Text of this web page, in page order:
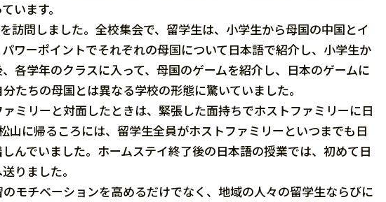
います。
問しました。全校集会で、留学生は、小学生から母国の中国とイ
ワーポイントでそれぞれの母国について日本語で紹介し、小学生か
各学年のクラスに入って、母国のゲームを紹介し、日本のゲームに
たちの母国とは異なる学校の形態に驚いていました。
ミリーと対面したときは、緊張した面持ちでホストファミリーに日
山に帰るころには、留学生全員がホストファミリーといつまでも日
んでいました。ホームステイ終了後の日本語の授業では、初めて日
りました。
モチベーションを高めるだけでなく、地域の人々の留学生ならびに